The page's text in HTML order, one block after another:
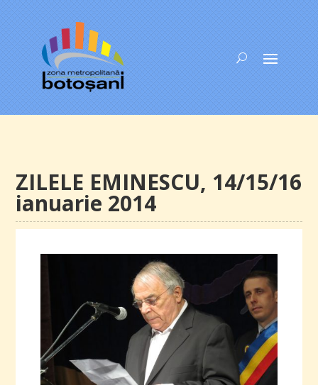
ZILELE EMINESCU, 14/15/16
ianuarie 2014